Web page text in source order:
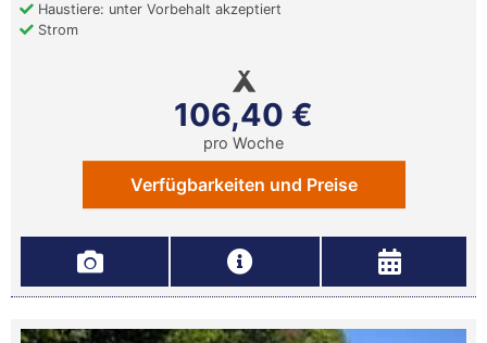
Haustiere: unter Vorbehalt akzeptiert
Strom
106,40 €
pro Woche
Verfügbarkeiten und Preise